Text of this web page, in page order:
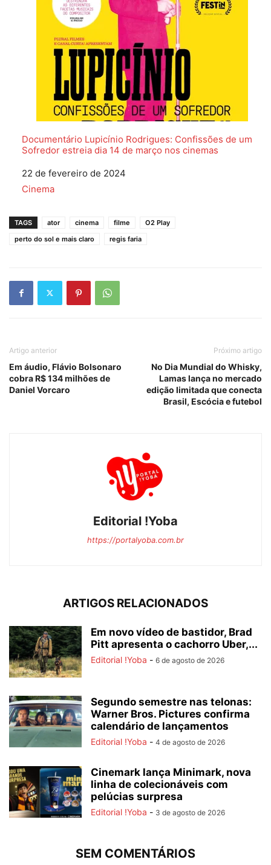
Documentário Lupicínio Rodrigues: Confissões de um
Sofredor estreia dia 14 de março nos cinemas
Data
22 de fevereiro de 2024
Em relação a
Cinema
TAGS ator cinema filme
O2 Play
perto do sol e mais claro
regis faria
Artigo anterior
Em áudio, Flávio Bolsonaro
cobra R$ 134 milhões de
Daniel Vorcaro
Próximo artigo
No Dia Mundial do Whisky,
Lamas lança no mercado
edição limitada que conecta
Brasil, Escócia e futebol
Editorial !Yoba
https://portalyoba.com.br
ARTIGOS RELACIONADOS
Em novo vídeo de bastidor, Brad
Pitt apresenta o cachorro Uber,...
Editorial !Yoba - 6 de agosto de 2026
Segundo semestre nas telonas:
Warner Bros. Pictures confirma
calendário de lançamentos
Editorial !Yoba - 4 de agosto de 2026
Cinemark lança Minimark, nova
linha de colecionáveis com
pelúcias surpresa
Editorial !Yoba - 3 de agosto de 2026
SEM COMENTÁRIOS